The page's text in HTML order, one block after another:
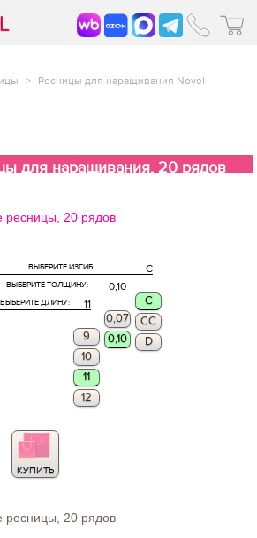
> Ресницы для наращивания Novel
для наращивания, 20 рядов
ресницы, 20 рядов
C
ВЫБЕРИТЕ ИЗГИБ:
0,10
ВЫБЕРИТЕ ТОЛЩИНУ:
11
ВЫБЕРИТЕ ДЛИНУ:
C
0,07
0,10
9
10
11
12
CC
D
КУПИТЬ
ресницы, 20 рядов